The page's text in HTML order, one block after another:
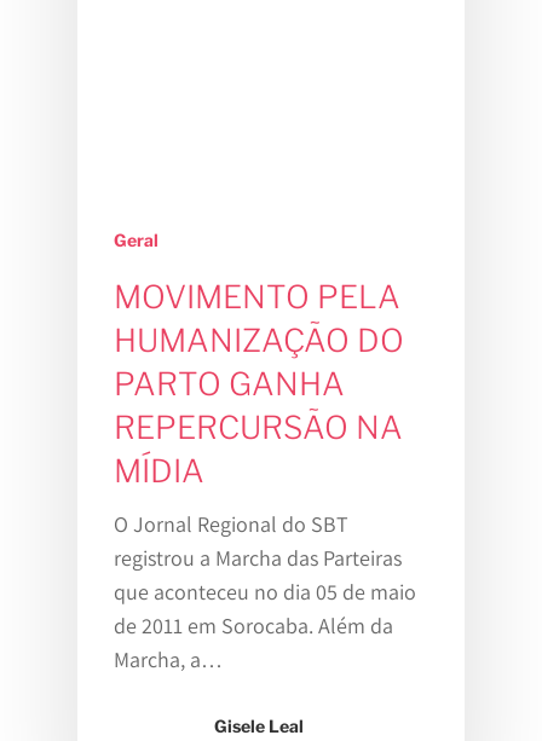
Geral
MOVIMENTO PELA
HUMANIZAÇÃO DO
PARTO GANHA
REPERCURSÃO NA
MÍDIA
O Jornal Regional do SBT
registrou a Marcha das Parteiras
que aconteceu no dia 05 de maio
de 2011 em Sorocaba. Além da
Marcha, a…
Gisele Leal
Home
Sobre
Na Mídia
Pré-Natal
Parto Domiciliar
Para
Espaço